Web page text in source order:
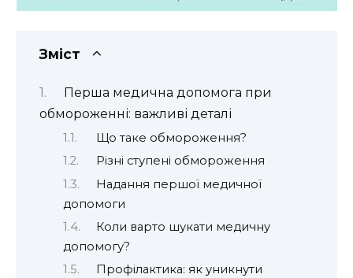
Зміст
Перша медична допомога при
обмороженні: важливі деталі
Що таке обмороження?
Різні ступені обмороження
Надання першої медичної
допомоги
Коли варто шукати медичну
допомогу?
Профілактика: як уникнути